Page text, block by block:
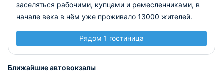
заселяться рабочими, купцами и ремесленниками, в
начале века в нём уже проживало 13000 жителей.
Рядом 1 гостиница
Ближайшие автовокзалы